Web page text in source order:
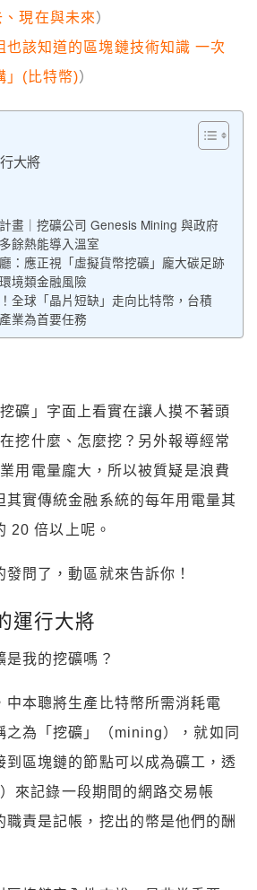
現在與未來）
也該知道的區塊鏈技術知識 一次
」(比特幣)）
大將
畫｜挖礦公司 Genesis Mining 與政府
餘熱能導入溫室
：應正視「虛擬貨幣挖礦」龐大碳足跡
境類金融風險
全球「晶片短缺」走向比特幣，台積
業為首要任務
礦」字面上看實在讓人摸不著頭
挖什麼、怎麼挖？另外報導經常
用電量龐大，所以被質疑是浪費
其實傳統金融系統的每年用電量其
20 倍以上呢。
問了，動區就來告訴你！
運行大將
我的挖礦嗎？
中本聰將生產比特幣所需消耗電
之為「挖礦」（mining），就如同
到區塊鏈的節點可以成為礦工，透
來記錄一段期間的網路交易帳
職責是記帳，挖出的幣是他們的酬